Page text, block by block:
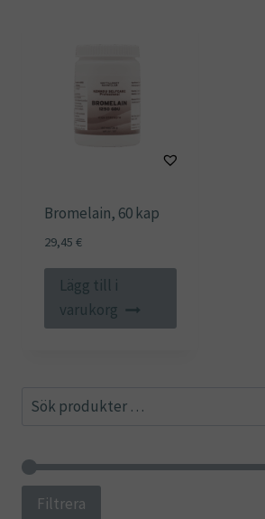
Bromelain, 60 kap
29,45 €
Lägg till i
varukorg
Sök
Filtrera